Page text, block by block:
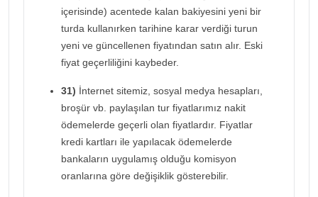
içerisinde) acentede kalan bakiyesini yeni bir
turda kullanırken tarihine karar verdiği turun
yeni ve güncellenen fiyatından satın alır. Eski
fiyat geçerliliğini kaybeder.
31) İnternet sitemiz, sosyal medya hesapları,
broşür vb. paylaşılan tur fiyatlarımız nakit
ödemelerde geçerli olan fiyatlardır. Fiyatlar
kredi kartları ile yapılacak ödemelerde
bankaların uygulamış olduğu komisyon
oranlarına göre değişiklik gösterebilir.